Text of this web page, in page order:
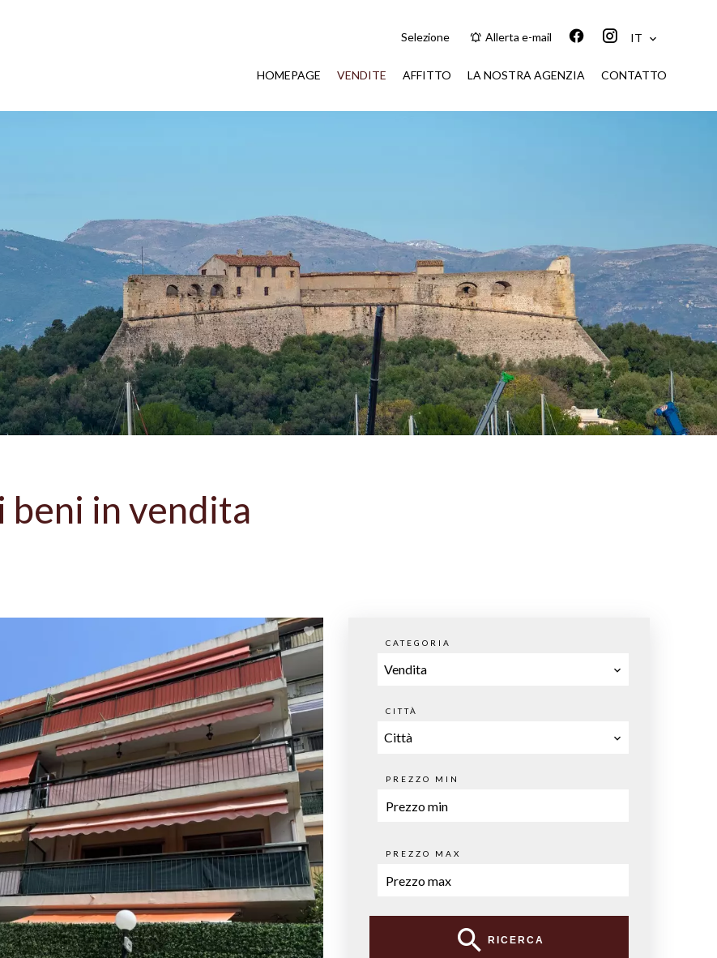
Selezione Allerta e-mail IT
HOMEPAGE VENDITE AFFITTO LA NOSTRA AGENZIA CONTATTO
beni in vendita
CATEGORIA
Vendita
CITTÀ
Città
PREZZO MIN
PREZZO MAX
RICERCA